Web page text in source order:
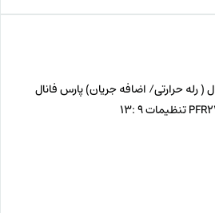
( رله حرارتی/ اضافه جریان) پارس فانال